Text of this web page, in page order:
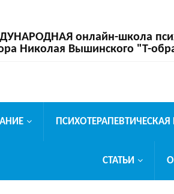
онлайн-школа
Николая Вышинского "Т-
СТАТЬИ